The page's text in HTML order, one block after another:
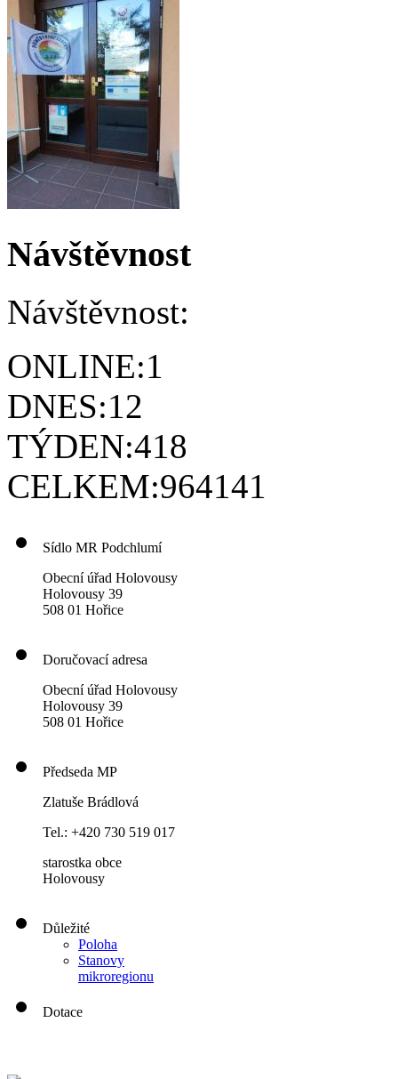
Návštěvnost
Návštěvnost:
ONLINE:1
DNES:12
TÝDEN:418
CELKEM:964141
Sídlo MR Podchlumí
Obecní úřad Holovousy
Holovousy 39
508 01 Hořice
Doručovací adresa
Obecní úřad Holovousy
Holovousy 39
508 01 Hořice
Předseda MP
Zlatuše Brádlová
Tel.: +420 730 519 017
starostka obce
Holovousy
Důležité
Poloha
Stanovy
mikroregionu
Dotace